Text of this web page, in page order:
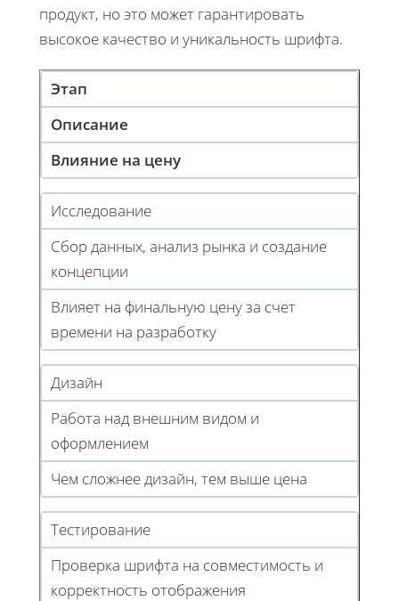
продукт, но это может гарантировать
высокое качество и уникальность шрифта.
Этап
Описание
Влияние на цену
Исследование
Сбор данных, анализ рынка и создание
концепции
Влияет на финальную цену за счет
времени на разработку
Дизайн
Работа над внешним видом и
оформлением
Чем сложнее дизайн, тем выше цена
Тестирование
Проверка шрифта на совместимость и
корректность отображения